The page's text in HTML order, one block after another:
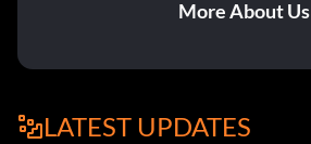
More About Us
LATEST UPDATES